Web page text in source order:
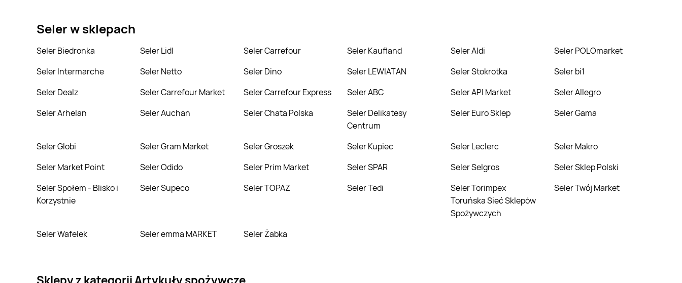
Selerw sklepach
Seler Biedronka Seler Lidl Seler Carrefour Seler Kaufland Seler Aldi
Seler POLOmarket
Seler Intermarche
Seler Netto Seler Dino Seler LEWIATAN Seler Stokrotka
Seler bi1
Seler Dealz
Seler Carrefour Market Seler Carrefour Express Seler ABC Seler API Market
Seler Allegro
Seler Arhelan
Seler Auchan Seler Chata Polska
Seler Delikatesy
Centrum
Seler Euro Sklep Seler Gama
Seler Globi Seler Gram Market Seler Groszek Seler Kupiec Seler Leclerc
Seler Makro
Seler Market Point
Seler Odido Seler Prim Market Seler SPAR Seler Selgros
Seler Sklep Polski
Seler Społem - Blisko i
Korzystnie
Seler Supeco Seler TOPAZ Seler Tedi
Seler Torimpex
Toruńska Sieć Sklepów
Spożywczych
Seler Twój Market
Seler Wafelek Seler emma MARKET Seler Żabka